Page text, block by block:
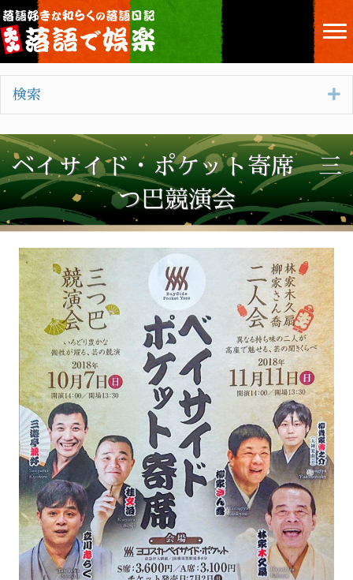
検索
ベイサイド・ポケット寄席 三
つ巴競演会